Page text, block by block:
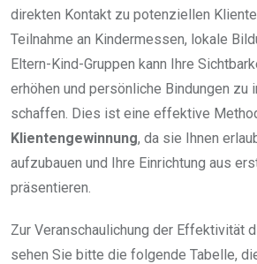
direkten Kontakt zu potenziellen
Teilnahme an Kindermessen, lokale
Eltern-Kind-Gruppen kann Ihre
erhöhen und persönliche Bindungen zu
schaffen. Dies ist eine effektive
Klientengewinnung, da sie Ihnen
aufzubauen und Ihre Einrichtung aus
präsentieren.
Zur Veranschaulichung der Effektivität
sehen Sie bitte die folgende Tabelle,